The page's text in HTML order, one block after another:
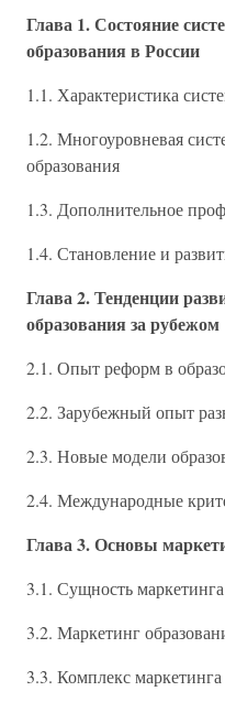
Глава 1. Состояние
образования в России
1.1. Характеристика
1.2. Многоуровневая
образования
1.3. Дополнительное
1.4. Становление и
Глава 2. Тенденции
образования за рубежом
2.1. Опыт реформ в
2.2. Зарубежный опыт
2.3. Новые модели
2.4. Международные
Глава 3. Основы
3.1. Сущность маркетинга
3.2. Маркетинг
3.3. Комплекс